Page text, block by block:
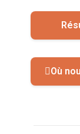
Où